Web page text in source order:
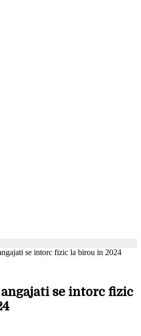
se intorc fizic la birou in 2024
se intorc fizic